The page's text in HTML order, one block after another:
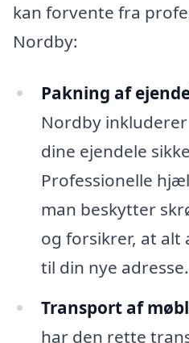
kan forvente fra
Nordby:
Pakning af
Nordby
dine ejendele
Professionelle
man beskytter
og forsikrer, at alt
til din nye adresse.
Transport af
har den rette